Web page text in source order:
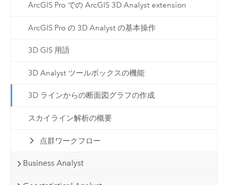
ArcGIS Pro での ArcGIS 3D Analyst extension
ArcGIS Pro の 3D Analyst の基本操作
3D GIS 用語
3D Analyst ツールボックスの機能
3D ラインからの断面図グラフの作成
スカイライン解析の概要
点群ワークフロー
Business Analyst